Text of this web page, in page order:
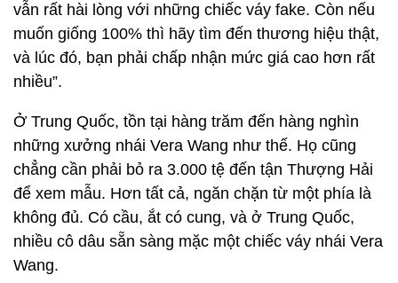
vẫn rất hài lòng với những chiếc váy fake. Còn nếu
muốn giống 100% thì hãy tìm đến thương hiệu thật,
và lúc đó, bạn phải chấp nhận mức giá cao hơn rất
nhiều”.
Ở Trung Quốc, tồn tại hàng trăm đến hàng nghìn
những xưởng nhái Vera Wang như thế. Họ cũng
chẳng cần phải bỏ ra 3.000 tệ đến tận Thượng Hải
để xem mẫu. Hơn tất cả, ngăn chặn từ một phía là
không đủ. Có cầu, ắt có cung, và ở Trung Quốc,
nhiều cô dâu sẵn sàng mặc một chiếc váy nhái Vera
Wang.